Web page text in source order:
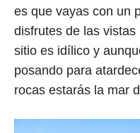
es que vayas con un
disfrutes de las vistas
sitio es idílico y
posando para
rocas estarás la mar